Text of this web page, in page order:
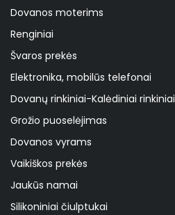
Dovanos moterims
Renginiai
Švaros prekės
Elektronika, mobilūs telefonai
Dovanų rinkiniai-Kalėdiniai rinkiniai
Grožio puoselėjimas
Dovanos vyrams
Vaikiškos prekės
Jaukūs namai
Silikoniniai čiulptukai